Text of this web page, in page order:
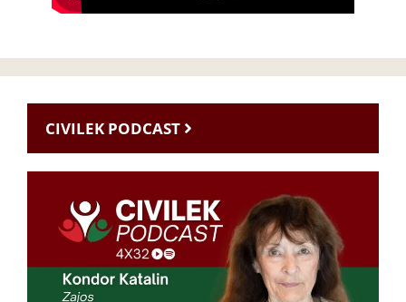
CIVILEK PODCAST